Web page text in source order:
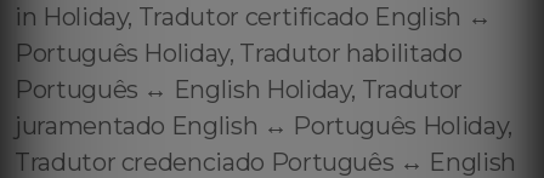
in Holiday, Tradutor certificado English ↔️
Português Holiday, Tradutor habilitado
Português ↔️ English Holiday, Tradutor
juramentado English ↔️ Português Holiday,
Tradutor credenciado Português ↔️ English